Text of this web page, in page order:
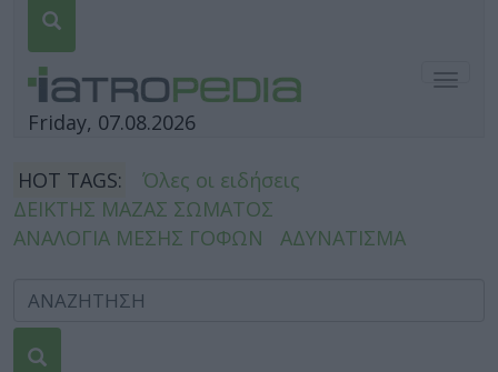
Friday, 07.08.2026
HOT TAGS:
Όλες οι ειδήσεις
ΔΕΙΚΤΗΣ ΜΑΖΑΣ ΣΩΜΑΤΟΣ
ΑΝΑΛΟΓΙΑ ΜΕΣΗΣ ΓΟΦΩΝ
ΑΔΥΝΑΤΙΣΜΑ